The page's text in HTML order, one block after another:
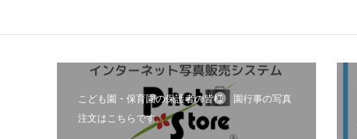
こども園・保育園の保護者の皆様 園行事の写真
注文はこちらです。